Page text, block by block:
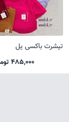
تیشرت باکسی یل
485,000 تومان